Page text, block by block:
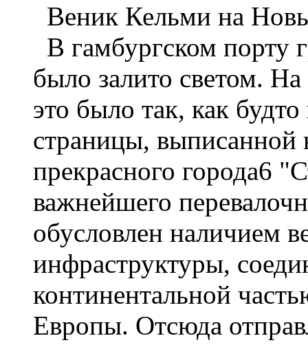
Веник Кельми на
В гамбургском порту
было залито светом.
это было так, как
страницы,
прекрасного города6
важнейшего
обусловлен наличием
инфраструктуры,
континентальной
Европы. Отсюда